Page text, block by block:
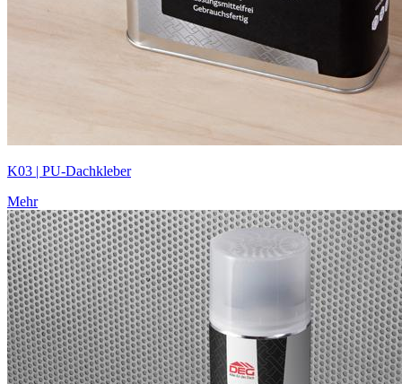
K03 | PU-Dachkleber
Mehr